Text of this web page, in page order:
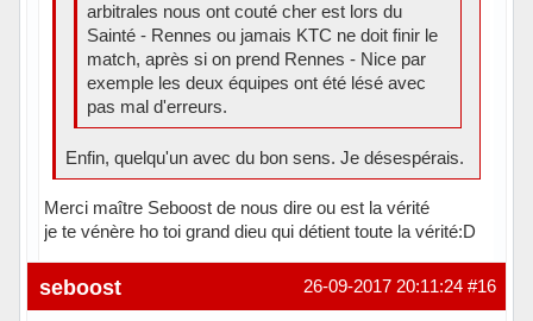
arbitrales nous ont couté cher est lors du
Sainté - Rennes ou jamais KTC ne doit finir le
match, après si on prend Rennes - Nice par
exemple les deux équipes ont été lésé avec
pas mal d'erreurs.
Enfin, quelqu'un avec du bon sens. Je désespérais.
Merci maître Seboost de nous dire ou est la vérité
je te vénère ho toi grand dieu qui détient toute la vérité:D
Hors ligne #16
26-09-2017 20:11:24
seboost